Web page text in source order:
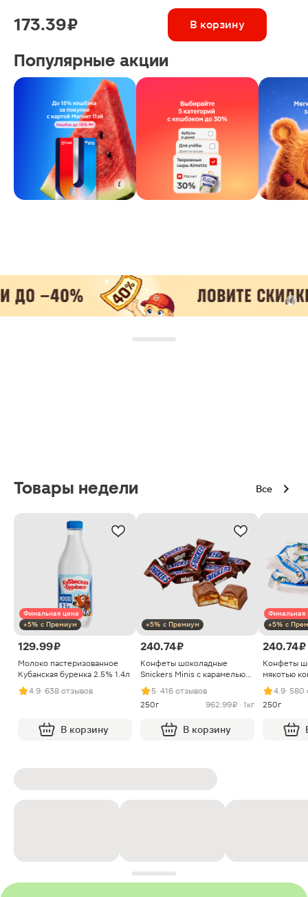
173.39 ₽ В корзину
Популярные акции
Товары недели Все
Финальная цена
+5% с Премиум
129.99 ₽
Молоко пастеризованное
Кубанская буренка 2.5% 1.4л
4.9· 638 отзывов
В корзину
+5% с Премиум
240.74 ₽
Конфеты шоколадные
Snickers Minis с карамелью
арахисом и нугой
5· 416 отзывов
250г
962.99 ₽ · 1кг
В корзину
Финальная
+5% с
240.74 ₽
Конфеты
мякотью
4.9· 580
250г